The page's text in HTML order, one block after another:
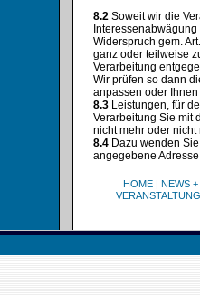
8.2 Soweit wir die
Widerspruch gem.
ganz oder teilweise
Verarbeitung
Wir prüfen so dann
anpassen oder
8.3 Leistungen, für
Verarbeitung Sie mit
nicht mehr oder
8.4 Dazu wenden
angegebene
HOME| NEWS